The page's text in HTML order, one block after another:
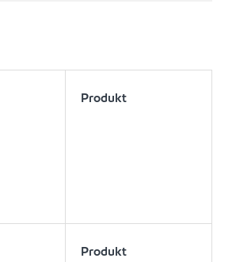
Produkt
Produkt